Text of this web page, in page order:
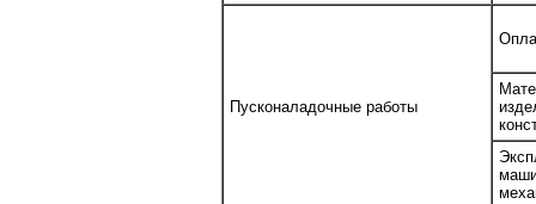
Пусконаладочные работы